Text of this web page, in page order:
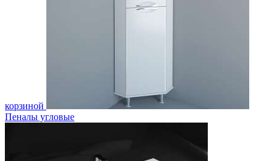
корзиной
Пеналы угловые